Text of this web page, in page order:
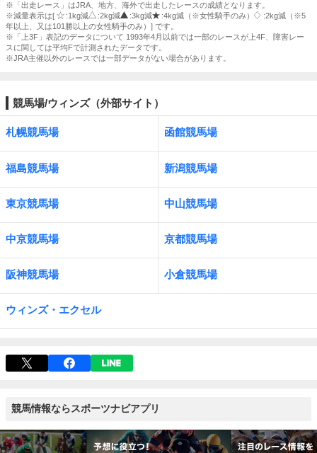
※「出走レース」はJRA、地方、海外で出走したレースの成績となります。
※減量表示は[
:1kg減 :2kg減 :3kg減 :4kg減（※女性騎手のみ）
:2kg減（※5
年以上、又は101勝以上の女性騎手のみ）] です。
※「上3F」表記のデータについて 1993年4月以前では一部のレースが上4F、障害レー
スに関しては平均Fで計測されたデータです。
※JRA主催以外のレースでは一部データがない場合があります。
競馬場/ウィンズ（外部サイト）
札幌競馬場 函館競馬場
福島競馬場 新潟競馬場
東京競馬場 中山競馬場
中京競馬場 京都競馬場
阪神競馬場 小倉競馬場
ウィンズ・エクセル
競馬情報ならスポーツナビアプリ